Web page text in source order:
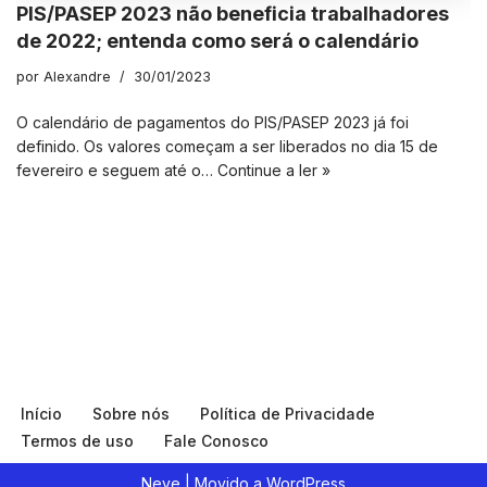
PIS/PASEP 2023 não beneficia trabalhadores
de 2022; entenda como será o calendário
por Alexandre 30/01/2023
O calendário de pagamentos do PIS/PASEP 2023 já foi
definido. Os valores começam a ser liberados no dia 15 de
fevereiro e seguem até o… Continue a ler »
Início Sobre nós
Política de Privacidade
Termos de uso
Fale Conosco
Neve | Movido a WordPress